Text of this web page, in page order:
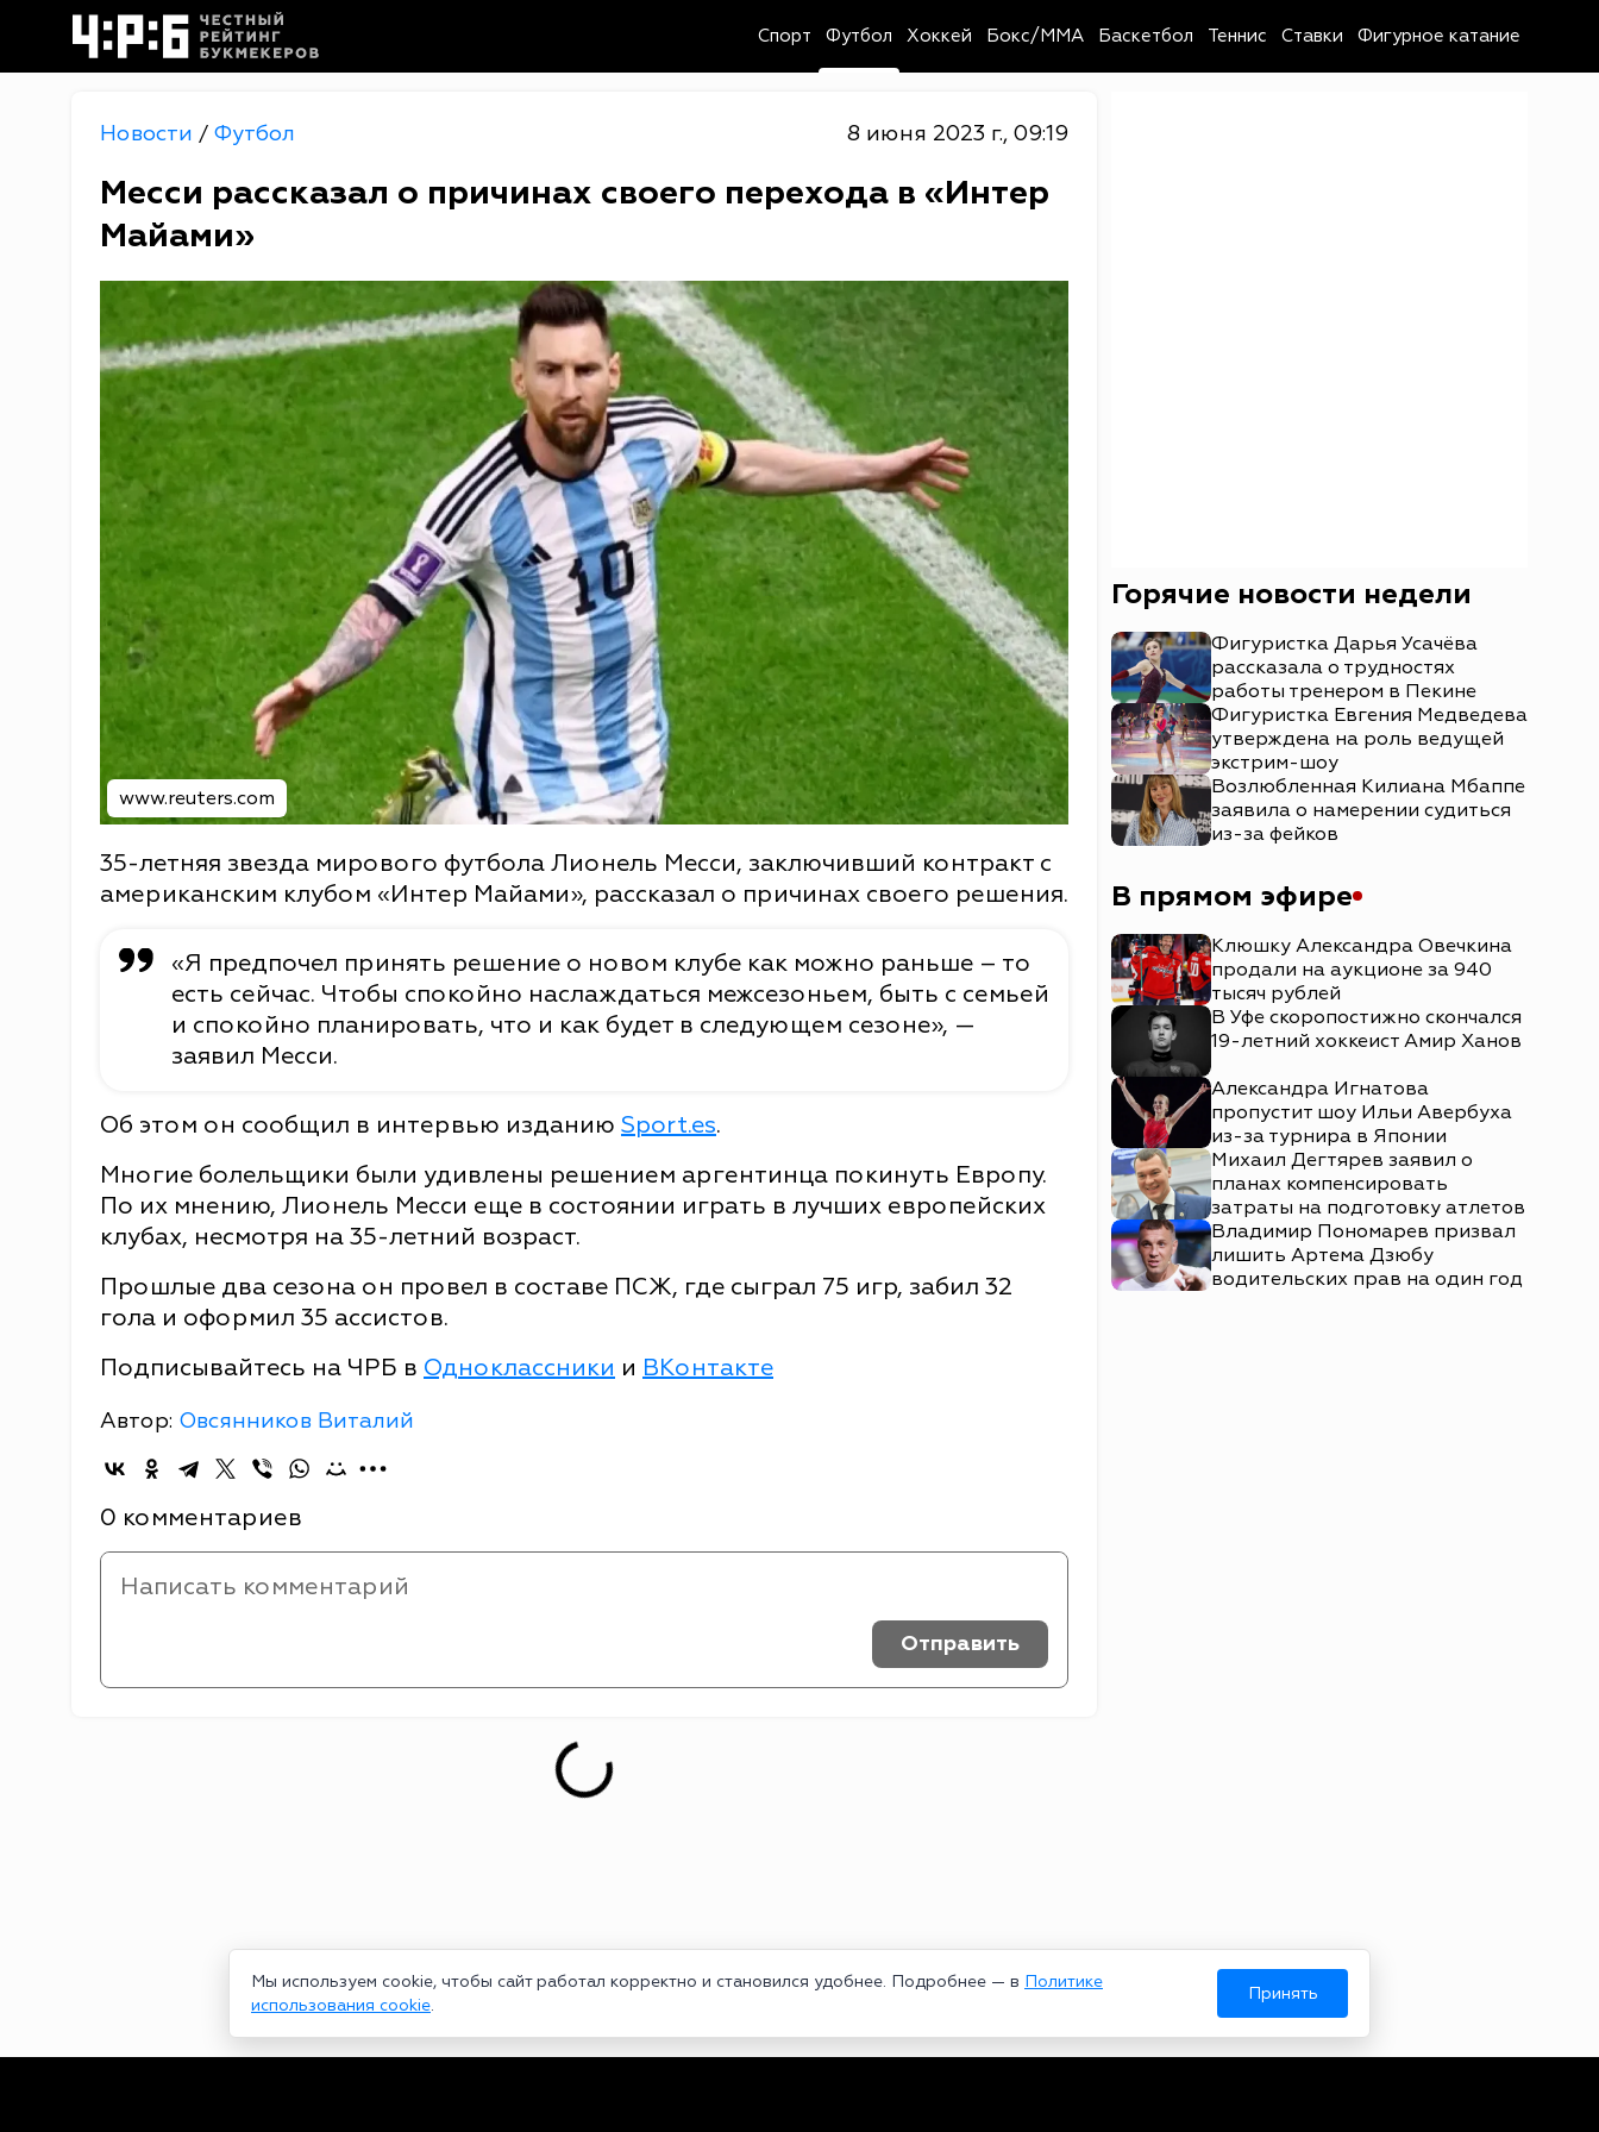
Мы используем cookie, чтобы сайт работал корректно и становился удобнее. Подробнее — в Политике
использования cookie.
Принять
Спорт Футбол Хоккей Бокс/MMA Баскетбол Теннис Ставки Фигурное катание
Новости / Футбол 8 июня 2023 г., 09:19
Месси рассказал о причинах своего перехода в «Интер
Майами»
www.reuters.com
35-летняя звезда мирового футбола Лионель Месси, заключивший контракт с
американским клубом «Интер Майами», рассказал о причинах своего решения.
«Я предпочел принять решение о новом клубе как можно раньше – то
есть сейчас. Чтобы спокойно наслаждаться межсезоньем, быть с семьей
и спокойно планировать, что и как будет в следующем сезоне», —
заявил Месси.
Об этом он сообщил в интервью изданию Sport.es.
Многие болельщики были удивлены решением аргентинца покинуть Европу.
По их мнению, Лионель Месси еще в состоянии играть в лучших европейских
клубах, несмотря на 35-летний возраст.
Прошлые два сезона он провел в составе ПСЖ, где сыграл 75 игр, забил 32
гола и оформил 35 ассистов.
Подписывайтесь на ЧРБ в Одноклассники и ВКонтакте
Автор: Овсянников Виталий
0 комментариев
Отправить
Горячие новости недели
Фигуристка Дарья Усачёва
рассказала о трудностях
работы тренером в Пекине
Фигуристка Евгения Медведева
утверждена на роль ведущей
экстрим-шоу
Возлюбленная Килиана Мбаппе
заявила о намерении судиться
из-за фейков
В прямом эфире
Клюшку Александра Овечкина
продали на аукционе за 940
тысяч рублей
В Уфе скоропостижно скончался
19-летний хоккеист Амир Ханов
Александра Игнатова
пропустит шоу Ильи Авербуха
из-за турнира в Японии
Михаил Дегтярев заявил о
планах компенсировать
затраты на подготовку атлетов
Владимир Пономарев призвал
лишить Артема Дзюбу
водительских прав на один год